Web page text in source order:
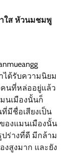
ใส หัวนมชมพู
ด้รับความนิยม
คนที่หล่ออยู่แล้ว
นเมืองนั้นก็
มีชื่อเสียงเป็น
องแมนเมืองนั้น
ร่างที่ดี มีกล้าม
งสูงมาก และยัง